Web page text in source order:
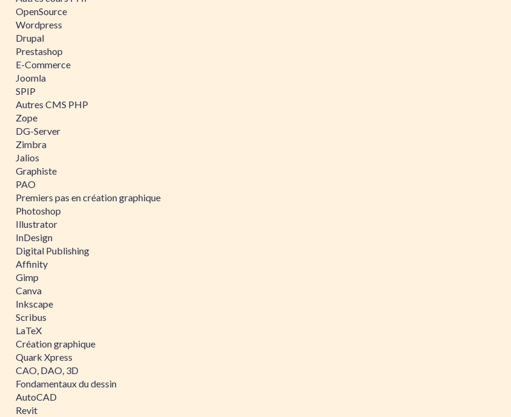
OpenSource
Wordpress
Drupal
Prestashop
E-Commerce
Joomla
SPIP
Autres CMS PHP
Zope
DG-Server
Zimbra
Jalios
Graphiste
PAO
Premiers pas en création graphique
Photoshop
Illustrator
InDesign
Digital Publishing
Affinity
Gimp
Canva
Inkscape
Scribus
LaTeX
Création graphique
Quark Xpress
CAO, DAO, 3D
Fondamentaux du dessin
AutoCAD
Revit